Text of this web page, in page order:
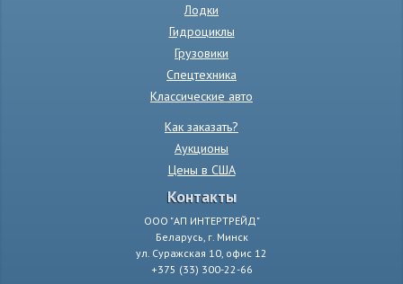
Лодки
Гидроциклы
Грузовики
Спецтехника
Классические авто
Как заказать?
Аукционы
Цены в США
Контакты
ООО "АП ИНТЕРТРЕЙД"
Беларусь, г. Минск
ул. Суражская 10, офис 12
+375 (33) 300-22-66